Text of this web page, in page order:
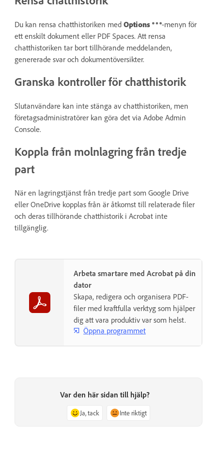
Du kan rensa chatthistoriken med Options
-menyn för
ett enskilt dokument eller PDF Spaces. Att rensa
chatthistoriken tar bort tillhörande meddelanden,
genererade svar och dokumentöversikter.
Granska kontroller för chatthistorik
Slutanvändare kan inte stänga av chatthistoriken, men
företagsadministratörer kan göra det via Adobe Admin
Console.
Koppla från molnlagring från tredje
part
När en lagringstjänst från tredje part som Google Drive
eller OneDrive kopplas från är åtkomst till relaterade filer
och deras tillhörande chatthistorik i Acrobat inte
tillgänglig.
Arbeta smartare med Acrobat på din
dator
Skapa, redigera och organisera PDF-
filer med kraftfulla verktyg som hjälper
dig att vara produktiv var som helst.
Öppna programmet
Var den här sidan till hjälp?
Ja, tack Inte riktigt